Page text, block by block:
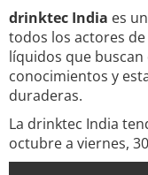
drinktec India es
todos los actores
líquidos que
conocimientos y
duraderas.
La drinktec India
octubre a viernes,